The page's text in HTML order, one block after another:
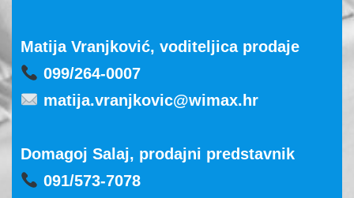
Matija Vranjković, voditeljica prodaje
099/264-0007
matija.vranjkovic@wimax.hr
Domagoj Salaj, prodajni predstavnik
091/573-7078